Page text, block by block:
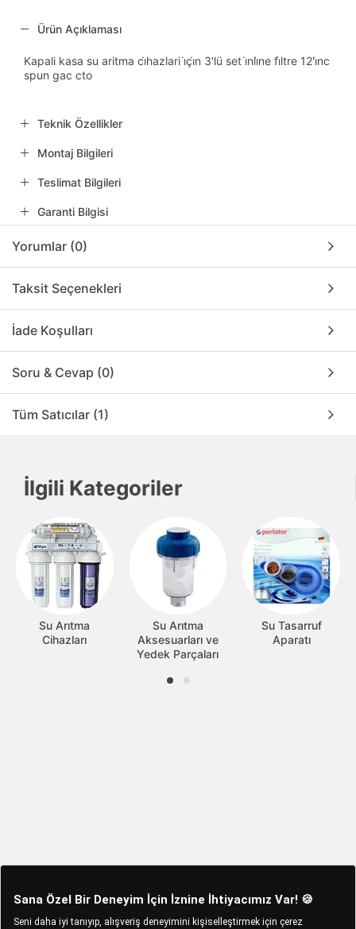
Ürün Açıklaması
Kapali kasa su aritma ci̇hazlari i̇çi̇n 3'lü set i̇nli̇ne fi̇ltre 12'i̇nc
spun gac cto
Teknik Özellikler
Montaj Bilgileri
Teslimat Bilgileri
Garanti Bilgisi
Yorumlar (0)
Taksit Seçenekleri
İade Koşulları
Soru & Cevap (0)
Tüm Satıcılar (1)
İlgili Kategoriler
Su Arıtma
Cihazları
Su Arıtma
Aksesuarları ve
Yedek Parçaları
Su Tasarruf
Aparatı